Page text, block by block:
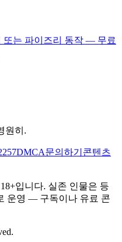
또는 파이즈리 동작 — 무료
원히.
DMCA문의하기 콘텐츠
입니다. 실존 인물은 등
운영 — 구독이나 유료 콘